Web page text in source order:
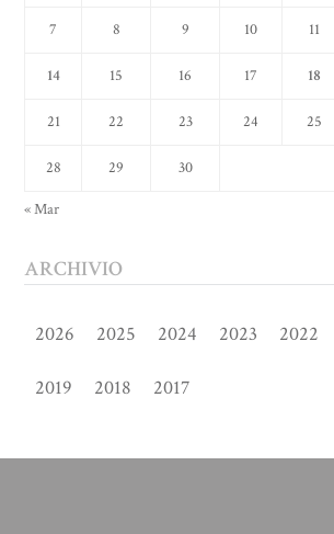
7 8 9 10 11
14 15 16 17 18
21 22 23 24 25
28 29 30
« Mar
ARCHIVIO
2026 2025 2024 2023 2022
2019 2018 2017